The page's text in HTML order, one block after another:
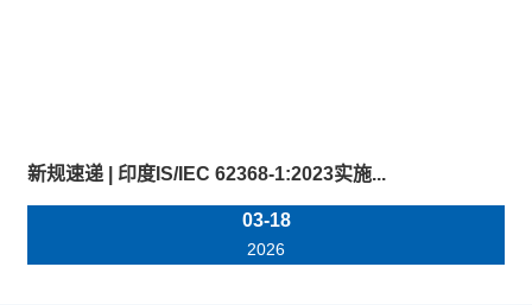
新规速递 | 印度IS/IEC 62368-1:2023实施...
03-18
2026